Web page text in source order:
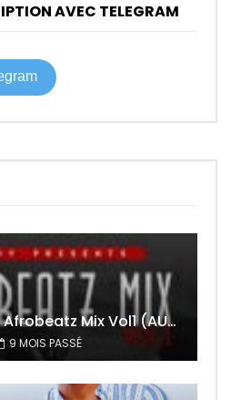
AVEC TELEGRAM
DjMaphorisa – Afrobeatz Mix Vol1 (AUDIO)
9 MOIS PASSÉ